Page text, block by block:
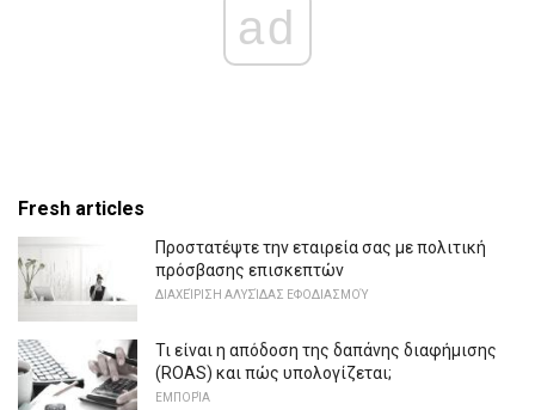
ad
Fresh articles
Προστατέψτε την εταιρεία σας με πολιτική
πρόσβασης επισκεπτών
ΔΙΑΧΕΊΡΙΣΗ ΑΛΥΣΊΔΑΣ ΕΦΟΔΙΑΣΜΟΎ
Τι είναι η απόδοση της δαπάνης διαφήμισης
(ROAS) και πώς υπολογίζεται;
ΕΜΠΟΡΊΑ